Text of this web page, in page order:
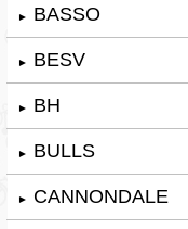
► BASSO
► BESV
► BH
► BULLS
► CANNONDALE